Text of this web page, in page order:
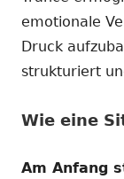
emotionale
Druck
strukturiert
Wie eine
Am Anfang